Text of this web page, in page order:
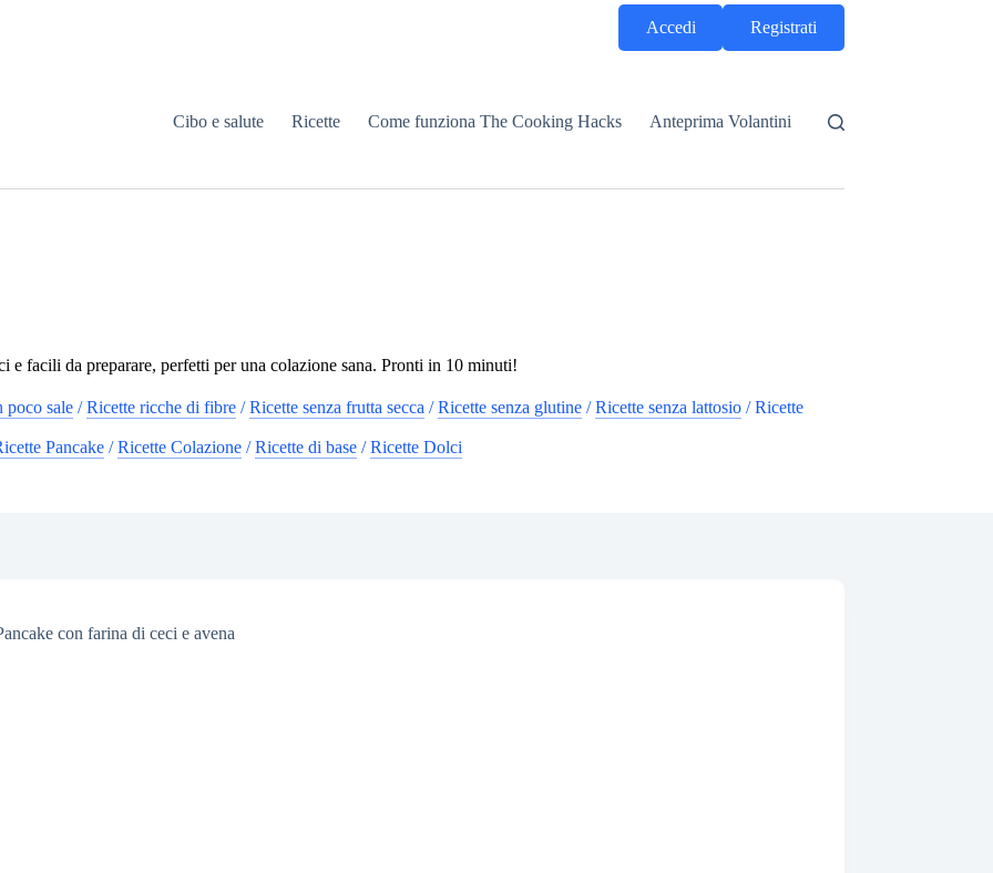
Accedi Registrati
Cibo e salute Ricette Come funziona The Cooking Hacks Anteprima Volantini
e facili da preparare, perfetti per una colazione sana. Pronti in 10 minuti!
poco sale /Ricette ricche di fibre /Ricette senza frutta secca /Ricette senza glutine /Ricette senza lattosio /Ricette
Pancake /Ricette Colazione /Ricette di base /Ricette Dolci